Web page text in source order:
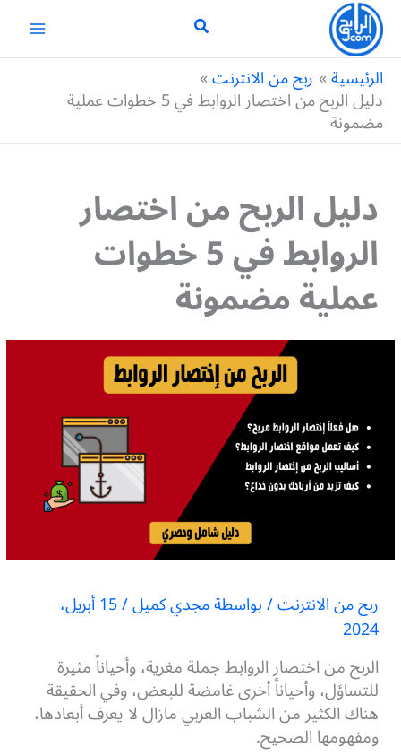
تخطي
المحتوى
الرئيسية ربح من الانترنت
دليل الربح من اختصار الروابط في 5 خطوات عملية
مضمونة
دليل الربح من اختصار
الروابط في 5 خطوات
عملية مضمونة
ربح من الانترنت/ بواسطةمجدي كميل/ 15 أبريل،
2024
الربح من اختصار الروابط جملة مغرية، وأحياناً مثيرة
للتساؤل، وأحياناً أخرى غامضة للبعض، وفي الحقيقة
هناك الكثير من الشباب العربي مازال لا يعرف أبعادها،
ومفهومها الصحيح.